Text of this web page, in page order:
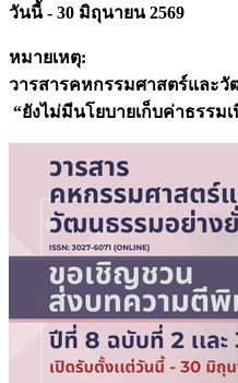
วันนี้ - 30 มิถุนายน 2569
หมายเหตุ:
วารสารคหกรรมศาสตร์และวั
“ยังไม่มีนโยบายเก็บค่าธรรม